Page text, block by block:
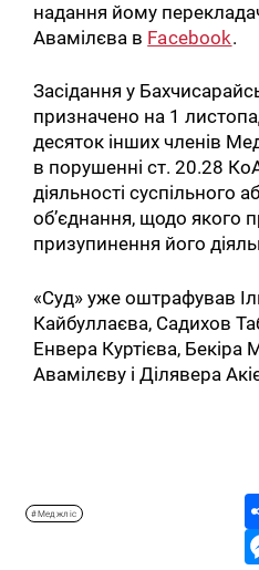
надання йому
Авамілєва в Facebook.
Засідання у
призначено на 1
десяток інших членів
в порушенні ст. 20.28
діяльності суспільного
об’єднання, щодо якого
призупинення його
«Суд» уже оштрафував
Кайбуллаєва, Садихов
Енвера Куртієва, Бекіра
Авамілєву і Ділявера
#Меджліс